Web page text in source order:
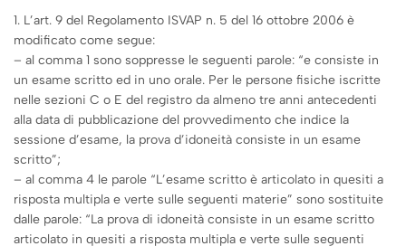
1. L’art. 9 del Regolamento ISVAP n. 5 del 16 ottobre 2006 è
modificato come segue:
– al comma 1 sono soppresse le seguenti parole: “e consiste in
un esame scritto ed in uno orale. Per le persone fisiche iscritte
nelle sezioni C o E del registro da almeno tre anni antecedenti
alla data di pubblicazione del provvedimento che indice la
sessione d’esame, la prova d’idoneità consiste in un esame
scritto”;
– al comma 4 le parole “L’esame scritto è articolato in quesiti a
risposta multipla e verte sulle seguenti materie” sono sostituite
dalle parole: “La prova di idoneità consiste in un esame scritto
articolato in quesiti a risposta multipla e verte sulle seguenti